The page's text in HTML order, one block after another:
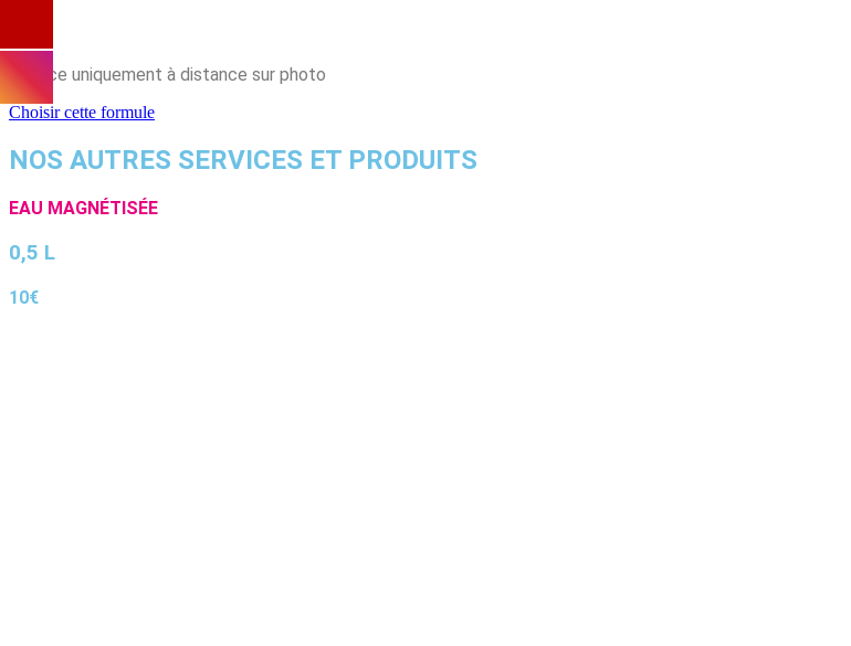
Séance uniquement à distance sur photo
Choisir cette formule
NOS AUTRES SERVICES ET PRODUITS
EAU MAGNÉTISÉE
0,5 L
10€